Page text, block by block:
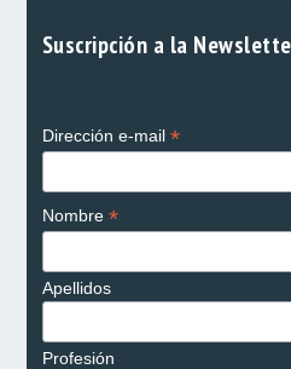
Suscripción a la
Dirección e-mail *
Nombre *
Apellidos
Profesión